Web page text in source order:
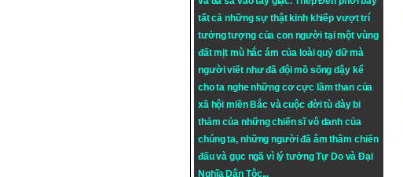
tất cả những sự thật kinh khiếp vượt trí
tưởng tượng của con người tại một vùng
đất mịt mù hắc ám của loài quỷ dữ mà
người viết như đã đội mồ sống dậy kể
cho ta nghe những cơ cực lầm than của
xã hội miền Bắc và cuộc đời tù đày bi
thảm của những chiến sĩ vô danh của
chúng ta, những người đã âm thầm chiến
đấu và gục ngã vì lý tưởngTự DovàĐại
Nghĩa Dân Tộc...